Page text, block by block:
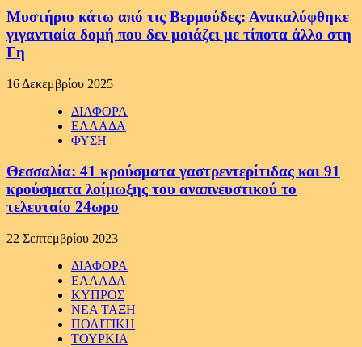
Μυστήριο κάτω από τις Βερμούδες: Ανακαλύφθηκε
γιγαντιαία δομή που δεν μοιάζει με τίποτα άλλο στη
Γη
16 Δεκεμβρίου 2025
ΔΙΑΦΟΡΑ
ΕΛΛΑΔΑ
ΦΥΣΗ
Θεσσαλία: 41 κρούσματα γαστρεντερίτιδας και 91
κρούσματα λοίμωξης του αναπνευστικού το
τελευταίο 24ωρο
22 Σεπτεμβρίου 2023
ΔΙΑΦΟΡΑ
ΕΛΛΑΔΑ
ΚΥΠΡΟΣ
ΝΕΑ ΤΑΞΗ
ΠΟΛΙΤΙΚΗ
ΤΟΥΡΚΙΑ